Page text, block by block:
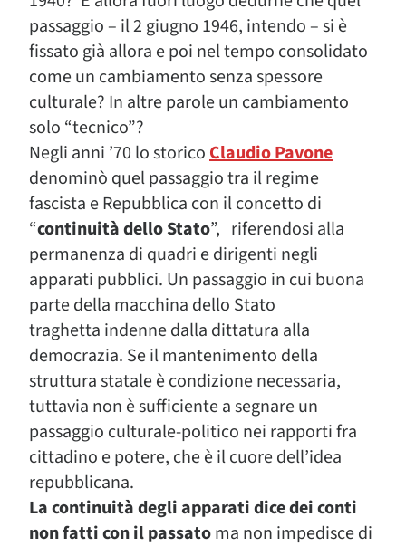
passaggio – il 2 giugno 1946, intendo – si è
fissato già allora e poi nel tempo consolidato
come un cambiamento senza spessore
culturale? In altre parole un cambiamento
solo “tecnico”?
Negli anni ’70 lo storicoClaudio Pavone
denominò quel passaggio tra il regime
fascista e Repubblica con il concetto di
“continuità dello Stato”, riferendosi alla
permanenza di quadri e dirigenti negli
apparati pubblici. Un passaggio in cui buona
parte della macchina dello Stato
traghetta indenne dalla dittatura alla
democrazia. Se il mantenimento della
struttura statale è condizione necessaria,
tuttavia non è sufficiente a segnare un
passaggio culturale-politico nei rapporti fra
cittadino e potere, che è il cuore dell’idea
repubblicana.
La continuità degli apparati dice dei conti
non fatti con il passatoma non impedisce di